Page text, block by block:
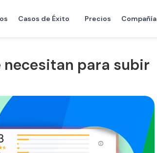
Casos de Éxito Precios Compañía
necesitan para subir